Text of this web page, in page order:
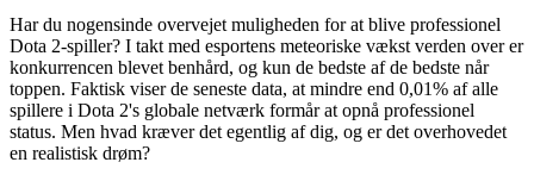
Har du nogensinde overvejet muligheden for at blive professionel
Dota 2-spiller? I takt med esportens meteoriske vækst verden over er
konkurrencen blevet benhård, og kun de bedste af de bedste når
toppen. Faktisk viser de seneste data, at mindre end 0,01% af alle
spillere i Dota 2's globale netværk formår at opnå professionel
status. Men hvad kræver det egentlig af dig, og er det overhovedet
en realistisk drøm?